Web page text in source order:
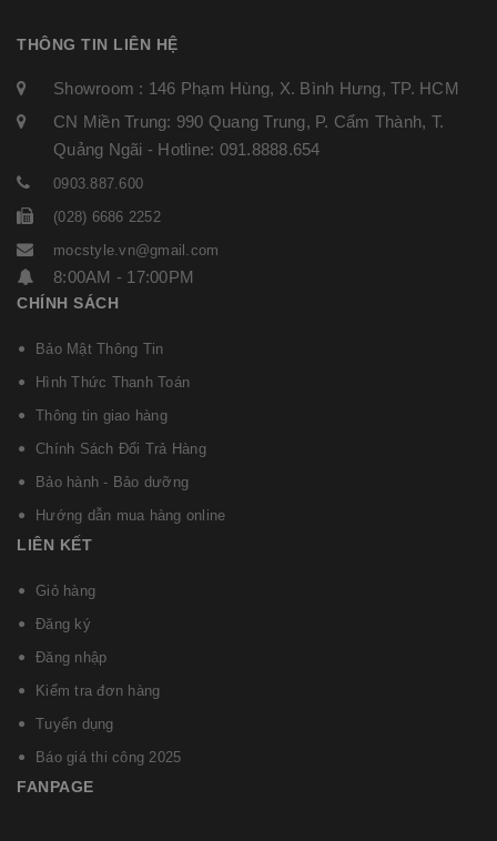
THÔNG TIN LIÊN HỆ
Showroom : 146 Phạm Hùng, X. Bình Hưng, TP. HCM
CN Miền Trung: 990 Quang Trung, P. Cẩm Thành, T.
Quảng Ngãi - Hotline: 091.8888.654
0903.887.600
(028) 6686 2252
mocstyle.vn@gmail.com
8:00AM - 17:00PM
CHÍNH SÁCH
Bảo Mật Thông Tin
Hình Thức Thanh Toán
Thông tin giao hàng
Chính Sách Đổi Trả Hàng
Bảo hành - Bảo dưỡng
Hướng dẫn mua hàng online
LIÊN KẾT
Giỏ hàng
Đăng ký
Đăng nhập
Kiểm tra đơn hàng
Tuyển dụng
Báo giá thi công 2025
FANPAGE